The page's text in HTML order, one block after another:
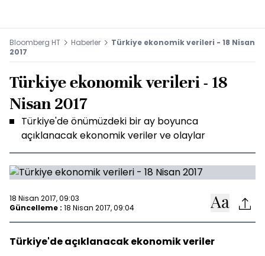
Bloomberg HT Haberler
Türkiye ekonomik verileri - 18 Nisan
2017
Türkiye ekonomik verileri - 18
Nisan 2017
Türkiye'de önümüzdeki bir ay boyunca
açıklanacak ekonomik veriler ve olaylar
18 Nisan 2017, 09:03
Güncelleme : 18 Nisan 2017, 09:04
Türkiye'de açıklanacak ekonomik veriler